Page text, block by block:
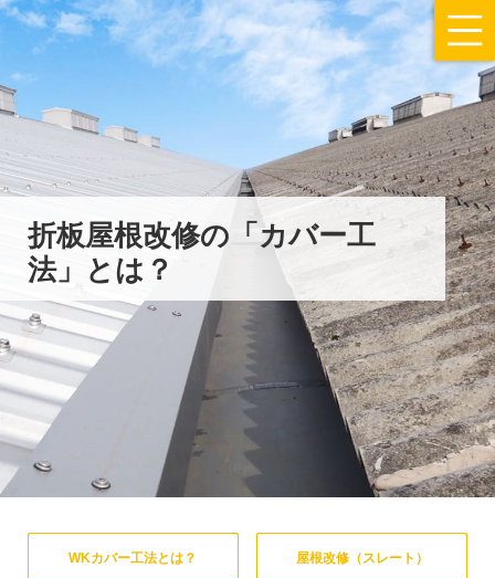
折板屋根改修の「カバー工
法」とは？
WKカバー工法とは？ 屋根改修（スレート）